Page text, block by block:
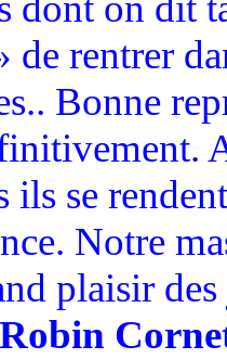
de rentrer
Bonne
ils se
Notre
plaisir